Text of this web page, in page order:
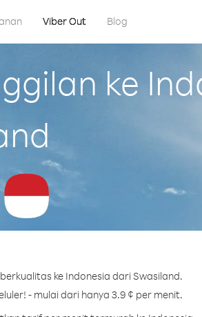
Viber Out Blog
ke
ke Indonesia dari Swasiland.
- mulai dari hanya 3.9 ¢ per menit.